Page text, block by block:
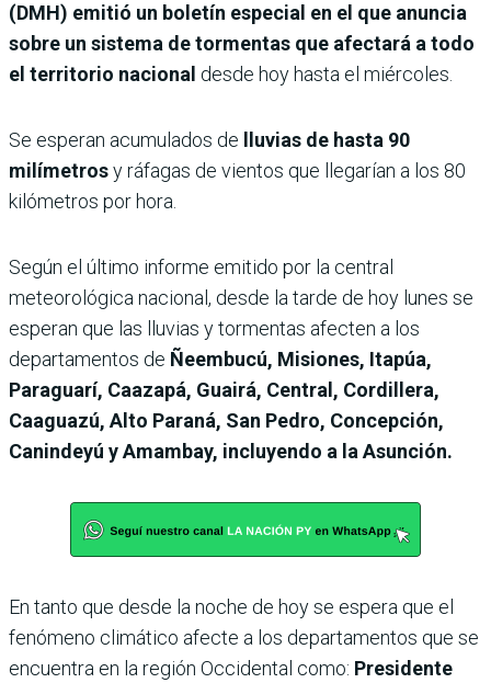
(DMH) emitió un boletín especial en el que anuncia
sobre un sistema de tormentas que afectará a todo
el territorio nacional desde hoy hasta el miércoles.
Se esperan acumulados de
lluvias de hasta 90
milímetrosy ráfagas de vientos que llegarían a los 80
kilómetros por hora.
Según el último informe emitido por la central
meteorológica nacional, desde la tarde de hoy lunes se
esperan que las lluvias y tormentas afecten a los
departamentos de Ñeembucú, Misiones, Itapúa,
Paraguarí, Caazapá, Guairá, Central, Cordillera,
Caaguazú, Alto Paraná, San Pedro, Concepción,
Canindeyú y Amambay, incluyendo a la Asunción.
En tanto que desde la noche de hoy se espera que el
fenómeno climático afecte a los departamentos que se
encuentra en la región Occidental como: Presidente